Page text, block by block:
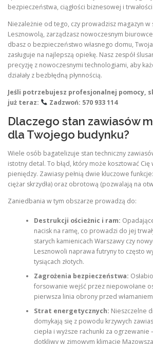
bezpieczeństwa, ciągłości biznesowej i
Niezależnie od tego, czy prowadzisz magazyn
Lesznowolą, zarządzasz nowoczesnym
dbasz o bezpieczeństwo własnego domu,
zasługuje na najlepszą opiekę. Nasz zespół
precyzję z nowoczesnymi technologiami, aby
działały z bezbłędną płynnością.
Jeśli potrzebujesz profesjonalnej pomocy,
już teraz:
Zadzwoń: 570 933 114
Dlaczego stan zawiasów
dla Twojego budynku?
Wiele osób bagatelizuje stan techniczny
istotny detal. To błąd, który może kosztować
pieniędzy. Zawiasy pełnią dwie kluczowe
ciężar skrzydła) oraz obrotową (pozwalają na
Zaniedbania w tym obszarze prowadzą do:
Destrukcji ościeżnic i ram:
nacisk na ramę, co prowadzi do jej
starych kamienicach Warszawy czy
Lesznowoli naprawa futryny to często
tysiącach złotych.
Zagrożenia bezpieczeństwa:
forsowanie wejść przez niepowołane
pierwsza linia obrony przed
Strat energetycznych: Nieszczelne
domykają się z powodu krzywych
ciepła i wyższe rachunki za
dotkliwy w zimowym klimacie